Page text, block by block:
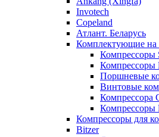
Invotech
Copeland
Атлант. Беларусь
Комплектующие на
Компрессоры
Компрессоры
Поршневые
Винтовые
Компрессора
Компрессоры
Компрессоры для
Bitzer